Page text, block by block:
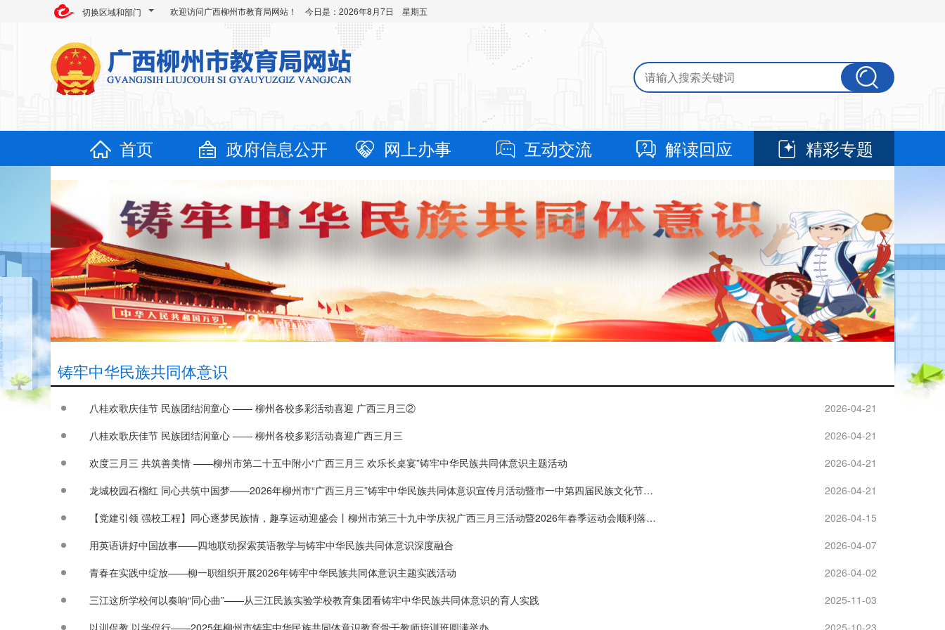
切换区域和部门 欢迎访问广西柳州市教育局网站！ 今日是： 2026年8月7日 星期五
首页 政府信息公开 网上办事 互动交流 解读回应 精彩专题
铸牢中华民族共同体意识
八桂欢歌庆佳节 民族团结润童心 —— 柳州各校多彩活动喜迎 广西三月三②
2026-04-21
八桂欢歌庆佳节 民族团结润童心 —— 柳州各校多彩活动喜迎广西三月三
2026-04-21
欢度三月三 共筑善美情 ——柳州市第二十五中附小“广西三月三 欢乐长桌宴”铸牢中华民族共同体意识主题活动
2026-04-21
龙城校园石榴红 同心共筑中国梦——2026年柳州市“广西三月三”铸牢中华民族共同体意识宣传月活动暨市一中第四届民族文化节顺利举行
2026-04-21
【党建引领 强校工程】同心逐梦民族情，趣享运动迎盛会丨柳州市第三十九中学庆祝广西三月三活动暨2026年春季运动会顺利落幕！
2026-04-15
用英语讲好中国故事——四地联动探索英语教学与铸牢中华民族共同体意识深度融合
2026-04-07
青春在实践中绽放——柳一职组织开展2026年铸牢中华民族共同体意识主题实践活动
2026-04-02
三江这所学校何以奏响“同心曲”——从三江民族实验学校教育集团看铸牢中华民族共同体意识的育人实践
2025-11-03
以训促教 以学促行——2025年柳州市铸牢中华民族共同体意识教育骨干教师培训班圆满举办
2025-10-23